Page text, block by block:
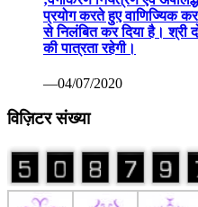
प्रयोग करते हुए वाणिज्यिक कर
से निलंबित कर दिया है। श्री
की पात्रता रहेगी।
—04/07/2020
विज़िटर संख्या